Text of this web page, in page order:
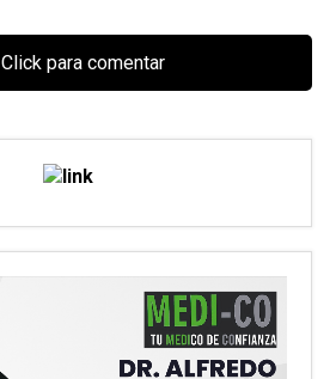
Click para comentar